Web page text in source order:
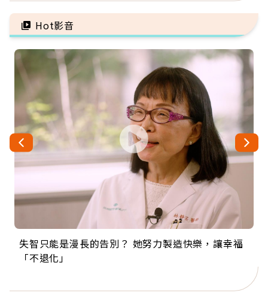
救
Hot影音
失智只能是漫長的告別？ 她努力製造快樂，讓幸福
「不退化」
來自剛果的巧克力神父 為台灣奉獻36年 「台灣是我
的家，我連作夢都講台語！」
63歲卸矽谷副總、搬回台灣找快樂！「蛋黃哥小
丑」走進安養院，逗樂上萬爺奶：退休後才開始真
104歲打破金氏世界紀錄 成為全球最年長羽球選
手，分享長壽的秘密原來是「這個」
事業巔峰他選擇追夢…黑手阿伯拉小提琴還登上小
巨蛋！連CNN都大讚！